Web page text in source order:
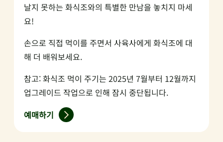
날지 못하는 화식조와의 특별한 만남을 놓치지 마세
요!
손으로 직접 먹이를 주면서 사육사에게 화식조에 대
해 더 배워보세요.
참고: 화식조 먹이 주기는 2025년 7월부터 12월까지
업그레이드 작업으로 인해 잠시 중단됩니다.
예매하기